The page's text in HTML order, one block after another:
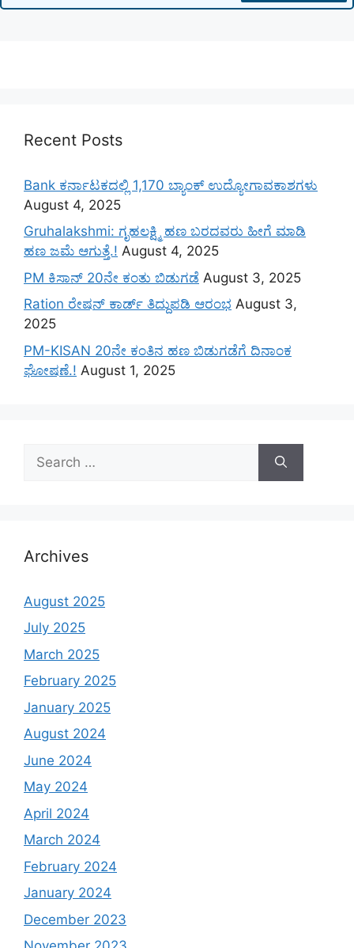
Recent Posts
Bank ಕರ್ನಾಟಕದಲ್ಲಿ 1,170 ಬ್ಯಾಂಕ್ ಉದ್ಯೋಗಾವಕಾಶಗಳು
August 4, 2025
Gruhalakshmi: ಗೃಹಲಕ್ಷ್ಮಿ ಹಣ ಬರದವರು ಹೀಗೆ ಮಾಡಿ
ಹಣ ಜಮೆ‌ ಆಗುತ್ತೆ.! August 4, 2025
PM ಕಿಸಾನ್ 20ನೇ ಕಂತು ಬಿಡುಗಡೆ August 3, 2025
Ration ರೇಷನ್ ಕಾರ್ಡ್ ತಿದ್ದುಪಡಿ ಆರಂಭ August 3,
2025
PM-KISAN 20ನೇ ಕಂತಿನ ಹಣ ಬಿಡುಗಡೆಗೆ ದಿನಾಂಕ
ಘೋಷಣೆ.! August 1, 2025
for:
Archives
August 2025
July 2025
March 2025
February 2025
January 2025
August 2024
June 2024
May 2024
April 2024
March 2024
February 2024
January 2024
December 2023